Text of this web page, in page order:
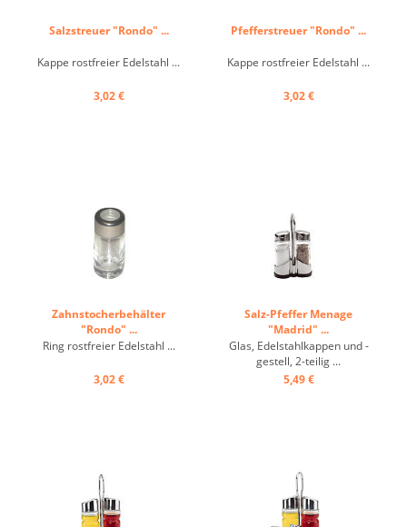
Salzstreuer "Rondo" ...
Kappe rostfreier Edelstahl ...
3,02 €
Pfefferstreuer "Rondo" ...
Kappe rostfreier Edelstahl ...
3,02 €
Zahnstocherbehälter
"Rondo" ...
Ring rostfreier Edelstahl ...
3,02 €
Salz-Pfeffer Menage
"Madrid" ...
Glas, Edelstahlkappen und -
gestell, 2-teilig ...
5,49 €